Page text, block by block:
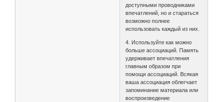
доступными проводниками
впечатлений, но и стараться
возможно полнее
использовать каждый из них.
4. Используйте как можно
больше ассоциаций. Память
удерживает впечатления
главным образом при
помощи ассоциаций. Всякая
ваша ассоциация облегчает
запоминание материала или
воспроизведение